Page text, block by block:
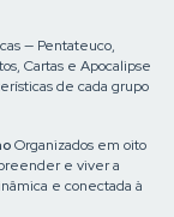
— Pentateuco,
Cartas e Apocalipse
de cada grupo
Organizados em oito
e viver a
e conectada à